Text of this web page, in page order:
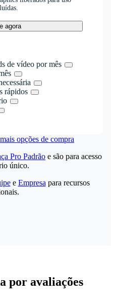
agora
de vídeo por mês
rápidos
opções de compra
Pro Padrão e são para acesso
único.
e Empresa para recursos
por avaliações